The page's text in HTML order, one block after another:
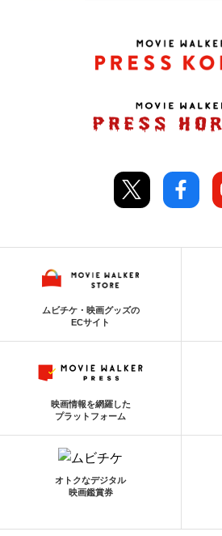
ムビチケ・映画グッズの
ECサイト
映画情報を網羅した
プラットフォーム
オトクなデジタル
映画鑑賞券